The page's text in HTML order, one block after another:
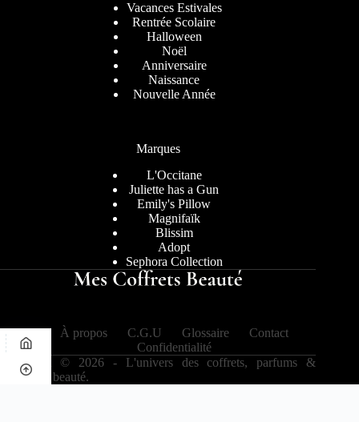
Vacances Estivales
Rentrée Scolaire
Halloween
Noël
Anniversaire
Naissance
Nouvelle Année
Marques
L'Occitane
Juliette has a Gun
Emily's Pillow
Magnifaïk
Blissim
Adopt
Sephora Collection
À propos C.G.U Glossaire
Contact
Confidentialité
Copyright © 2026 - L'univers des coffrets, parfums &
tendances beauté.